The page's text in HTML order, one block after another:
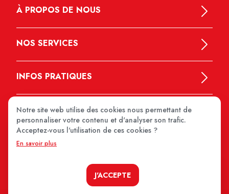
À PROPOS DE NOUS
NOS SERVICES
INFOS PRATIQUES
Notre site web utilise des cookies nous permettant de
personnaliser votre contenu et d'analyser son trafic.
Acceptez-vous l'utilisation de ces cookies ?
En savoir plus
J'ACCEPTE